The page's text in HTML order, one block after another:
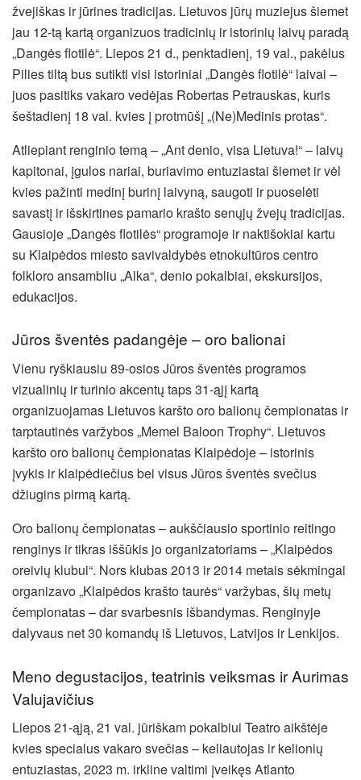
žvejiškas ir jūrines tradicijas. Lietuvos jūrų muziejus šiemet
jau 12-tą kartą organizuos tradicinių ir istorinių laivų paradą
„Dangės flotilė“. Liepos 21 d., penktadienį, 19 val., pakėlus
Pilies tiltą bus sutikti visi istoriniai „Dangės flotilė“ laivai –
juos pasitiks vakaro vedėjas Robertas Petrauskas, kuris
šeštadienį 18 val. kvies į protmūšį „(Ne)Medinis protas“.
Atliepiant renginio temą – „Ant denio, visa Lietuva!“ – laivų
kapitonai, įgulos nariai, buriavimo entuziastai šiemet ir vėl
kvies pažinti medinį burinį laivyną, saugoti ir puoselėti
savastį ir išskirtines pamario krašto senųjų žvejų tradicijas.
Gausioje „Dangės flotilės“ programoje ir naktišokiai kartu
su Klaipėdos miesto savivaldybės etnokultūros centro
folkloro ansambliu „Alka“, denio pokalbiai, ekskursijos,
edukacijos.
Jūros šventės padangėje – oro balionai
Vienu ryškiausiu 89-osios Jūros šventės programos
vizualinių ir turinio akcentų taps 31-ąjį kartą
organizuojamas Lietuvos karšto oro balionų čempionatas ir
tarptautinės varžybos „Memel Baloon Trophy“. Lietuvos
karšto oro balionų čempionatas Klaipėdoje – istorinis
įvykis ir klaipėdiečius bei visus Jūros šventės svečius
džiugins pirmą kartą.
Oro balionų čempionatas – aukščiausio sportinio reitingo
renginys ir tikras iššūkis jo organizatoriams – „Klaipėdos
oreivių klubui“. Nors klubas 2013 ir 2014 metais sėkmingai
organizavo „Klaipėdos krašto taurės“ varžybas, šių metų
čempionatas – dar svarbesnis išbandymas. Renginyje
dalyvaus net 30 komandų iš Lietuvos, Latvijos ir Lenkijos.
Meno degustacijos, teatrinis veiksmas ir Aurimas
Valujavičius
Liepos 21-ąją, 21 val. jūriškam pokalbiui Teatro aikštėje
kvies specialus vakaro svečias – keliautojas ir kelionių
entuziastas, 2023 m. irkline valtimi įveikęs Atlanto